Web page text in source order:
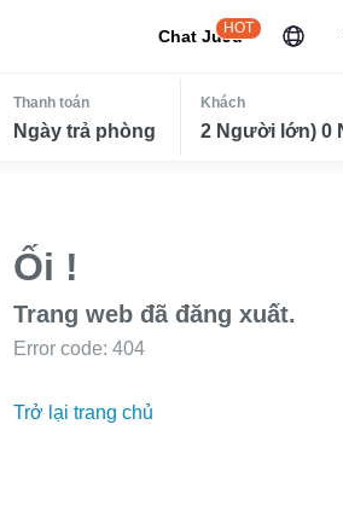
Chat JuJu
HOT
Thanh toán
Ngày trả phòng
Khách
2 Người lớn) 0
Ối !
Trang web đã đăng xuất.
Error code: 404
Trở lại trang chủ